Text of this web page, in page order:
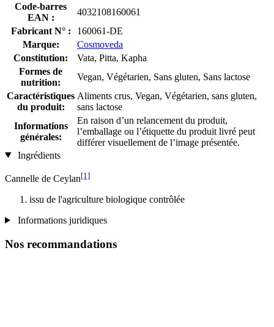
Code-barres
EAN :
4032108160061
Fabricant N° :
160061-DE
Marque:
Cosmoveda
Constitution:
Vata, Pitta, Kapha
Formes de
nutrition:
Vegan, Végétarien, Sans gluten, Sans lactose
Caractéristiques
du produit:
Aliments crus, Vegan, Végétarien, sans gluten,
sans lactose
Informations
générales:
En raison d’un relancement du produit,
l’emballage ou l’étiquette du produit livré peut
différer visuellement de l’image présentée.
Ingrédients
Cannelle de Ceylan[1]
issu de l'agriculture biologique contrôlée
Informations juridiques
Nos recommandations